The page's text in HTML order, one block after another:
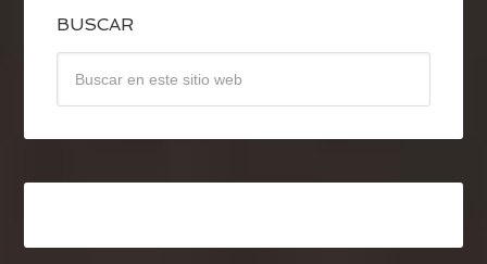
BUSCAR